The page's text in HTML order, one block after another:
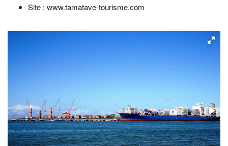
Site : www.tamatave-tourisme.com